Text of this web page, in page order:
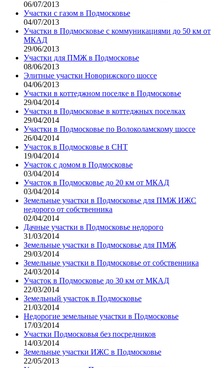
06/07/2013
Участки с газом в Подмосковье
04/07/2013
Участки в Подмосковье с коммуникациями до 50 км от
МКАД
29/06/2013
Участки для ПМЖ в Подмосковье
08/06/2013
Элитные участки Новорижского шоссе
04/06/2013
Участки в коттеджном поселке в Подмосковье
29/04/2014
Участки в Подмосковье в коттеджных поселках
29/04/2014
Участки в Подмосковье по Волоколамскому шоссе
26/04/2014
Участок в Подмосковье в СНТ
19/04/2014
Участок с домом в Подмосковье
03/04/2014
Участок в Подмосковье до 20 км от МКАД
03/04/2014
Земельные участки в Подмосковье для ПМЖ ИЖС
недорого от собственника
02/04/2014
Дачные участки в Подмосковье недорого
31/03/2014
Земельные участки в Подмосковье для ПМЖ
29/03/2014
Земельные участки в Подмосковье от собственника
24/03/2014
Участок в Подмосковье до 30 км от МКАД
22/03/2014
Земельный участок в Подмосковье
21/03/2014
Недорогие земельные участки в Подмосковье
17/03/2014
Участки Подмосковья без посредников
14/03/2014
Земельные участки ИЖС в Подмосковье
22/05/2013